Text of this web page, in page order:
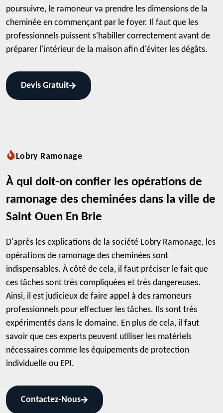
poursuivre, le ramoneur va prendre les dimensions de la
cheminée en commençant par le foyer. Il faut que les
professionnels puissent s'habiller correctement avant de
préparer l'intérieur de la maison afin d'éviter les dégâts.
Devis Gratuit
Lobry Ramonage
À qui doit-on confier les opérations de
ramonage des cheminées dans la ville de
Saint Ouen En Brie
D'après les explications de la société Lobry Ramonage, les
opérations de ramonage des cheminées sont
indispensables. À côté de cela, il faut préciser le fait que
ces tâches sont très compliquées et très dangereuses.
Ainsi, il est judicieux de faire appel à des ramoneurs
professionnels pour effectuer les tâches. Ils sont très
expérimentés dans le domaine. En plus de cela, il faut
savoir que ces experts peuvent utiliser les matériels
nécessaires comme les équipements de protection
individuelle ou EPI.
Contactez-Nous